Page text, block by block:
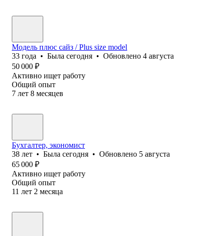
Модель плюс сайз / Plus size model
33 года • Была сегодня • Обновлено 4 августа
50 000 ₽
Активно ищет работу
Общий опыт
7 лет 8 месяцев
Бухгалтер, экономист
38 лет • Была сегодня • Обновлено 5 августа
65 000 ₽
Активно ищет работу
Общий опыт
11 лет 2 месяца